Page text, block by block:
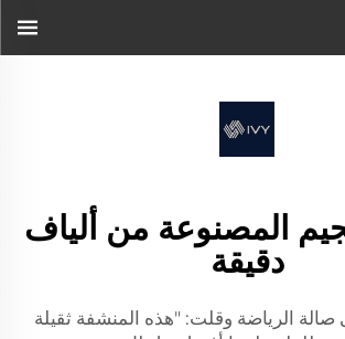
المصنوعة من ألياف
دقيقة
الرياضة وقلت: "هذه المنشفة ثقيلة